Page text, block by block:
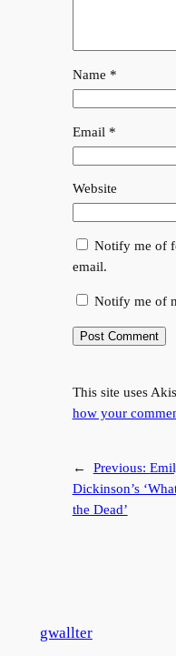
Name *
Email *
Website
Notify me of
email.
Notify me of
This site uses
how your
← Previous:
Dickinson’s
the Dead’
gwallter